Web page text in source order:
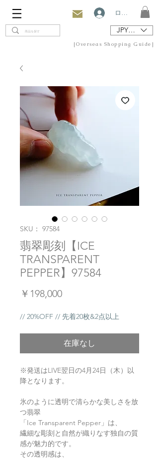
ログイン
JPY (¥)
[Overseas Shopping Guide]
SKU： 97584
翡翠彫刻【ICE
TRANSPARENT
PEPPER】97584
￥198,000価
// 20%OFF // 先着20枚&2点以上
在庫なし
※発送はLIVE翌日の4月24日（木）以
降となります。
氷のように透明で清らかな美しさを放
つ翡翠
「Ice Transparent Pepper」は、
繊細な彫刻と自然が織りなす独自の質
感が魅力的です。
その透明感は、